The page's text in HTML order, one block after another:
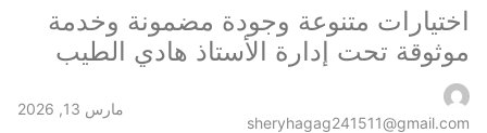
اختيارات متنوعة وجودة مضمونة وخدمة
موثوقة تحت إدارة الأستاذ هادي الطيب
sheryhagag241511@gmail.com
مارس 13, 2026